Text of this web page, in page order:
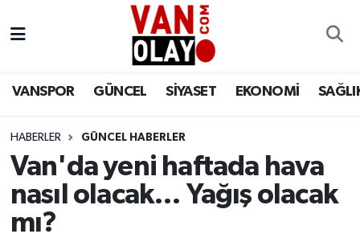
VANSPOR GÜNCEL SİYASET EKONOMİ
HABERLER GÜNCEL HABERLER
Van'da yeni haftada hava
nasıl olacak… Yağış olacak
mı?
Siyaset
Ekonomi
Sağlık
Van Nöbetçi Eczaneler
Van Namaz Vakitleri
Van Trafik Yoğunluk Haritası
Süper Lig Puan Durumu ve Fikstür